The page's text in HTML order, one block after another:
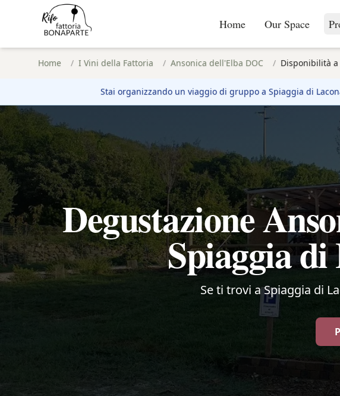
Home Our Space
Home / I Vini della Fattoria / Ansonica dell'Elba DOC / Disponibilità a
Stai organizzando un viaggio di gruppo a Spiaggia di
Degustazione
Spiaggia
Se ti trovi a Spiaggia di